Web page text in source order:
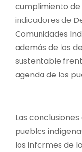
cumplimiento de
indicadores de
Comunidades
además de los
sustentable
agenda de los
Las
pueblos
los informes de